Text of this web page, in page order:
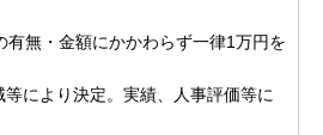
有無・金額にかかわらず一律1万円を
により決定。実績、人事評価等に